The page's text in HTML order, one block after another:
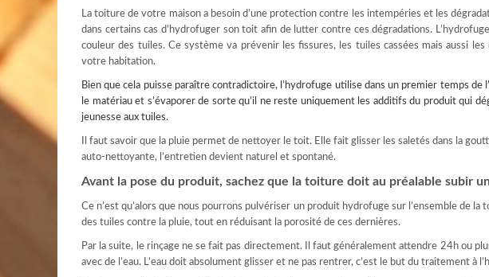
La toiture de votre maison a besoin d’une protection contre les intempéries et les
dans certains cas d’hydrofuger son toit afin de lutter contre ces dégradations.
couleur des tuiles. Ce système va prévenir les fissures, les tuiles cassées mais aussi
votre habitation.
Bien que cela puisse paraître contradictoire, l’hydrofuge utilise dans un premier temps de
le matériau et s’évaporer de sorte qu’il ne reste uniquement les additifs du produit qui
jeunesse aux tuiles.
Il faut savoir que la pluie permet de nettoyer le toit. Elle fait glisser les saletés dans la
auto-nettoyante, l’entretien devient naturel et spontané.
Avant la pose du produit, sachez que la toiture doit au préalable subir
Ce n’est qu’alors que nous pourrons pulvériser un produit hydrofuge sur l’ensemble de
des tuiles contre la pluie, tout en réduisant la porosité de ces dernières.
Par la suite, le rinçage ne se fait pas directement. Il faut généralement attendre 24h ou
avec de l’eau. L’eau doit absolument glisser et ne pas rentrer, c’est le but du traitement à